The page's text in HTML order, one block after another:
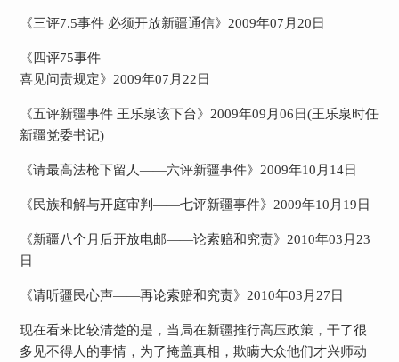
《三评7.5事件 必须开放新疆通信》 2009年07 月 20 日
《四评75事件
喜见问责规定》 2009年07 月 22 日
《五评新疆事件 王乐泉该下台》 2009年09 月 06 日(王乐泉时任
新疆党委书记)
《请最高法枪下留人——六评新疆事件》 2009年10 月 14日
《民族和解与开庭审判——七评新疆事件》 2009年10 月 19 日
《新疆八个月后开放电邮——论索赔和究责》 2010年03 月 23
日
《请听疆民心声——再论索赔和究责》 2010年03 月 27 日
现在看来比较清楚的是，当局在新疆推行高压政策，干了很
多见不得人的事情，为了掩盖真相，欺瞒大众他们才兴师动